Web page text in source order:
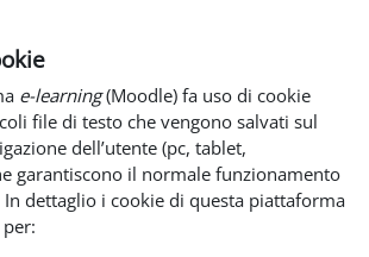
e-learning(Moodle) fa uso di cookie
file di testo che vengono salvati sul
dell’utente (pc, tablet,
garantiscono il normale funzionamento
dettaglio i cookie di questa piattaforma